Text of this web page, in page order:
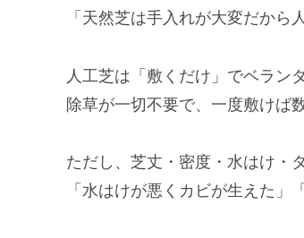
「天然芝は手入れが大変だから
人工芝は「敷くだけ」でベラン
除草が一切不要で、一度敷けば
ただし、芝丈・密度・水はけ・
「水はけが悪くカビが生えた」